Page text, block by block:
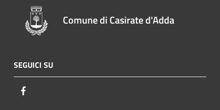
Comune di Casirate d'Adda
SEGUICI SU